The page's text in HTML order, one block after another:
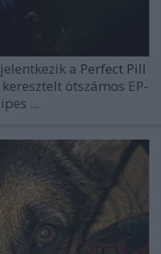
a Perfect Pill
ötszámos EP-
...